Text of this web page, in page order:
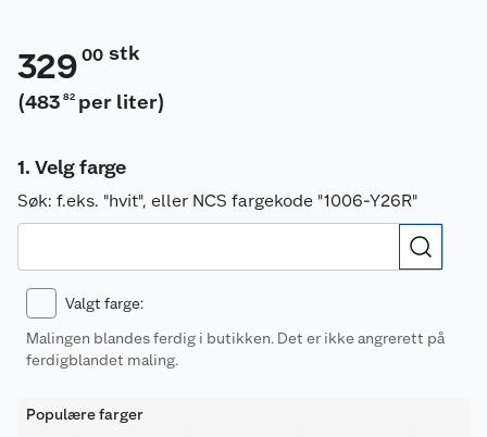
329 00 stk
(483 82 per liter)
Velg farge
Søk: f.eks. "hvit", eller NCS fargekode "1006-Y26R"
Valgt farge:
Malingen blandes ferdig i butikken. Det er ikke angrerett på
ferdigblandet maling.
Populære farger